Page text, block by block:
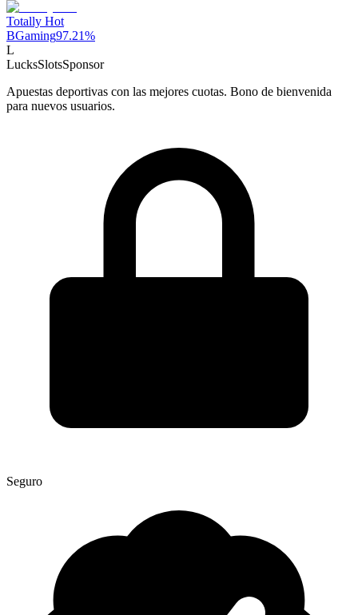
Totally Hot
BGaming97.21%
L
LucksSlotsSponsor
Apuestas deportivas con las mejores cuotas. Bono de bienvenida
para nuevos usuarios.
Seguro